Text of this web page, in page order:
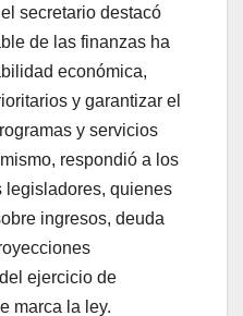
secretario destacó
de las finanzas ha
económica,
y garantizar el
y servicios
respondió a los
legisladores, quienes
ingresos, deuda
ejercicio de
marca la ley.